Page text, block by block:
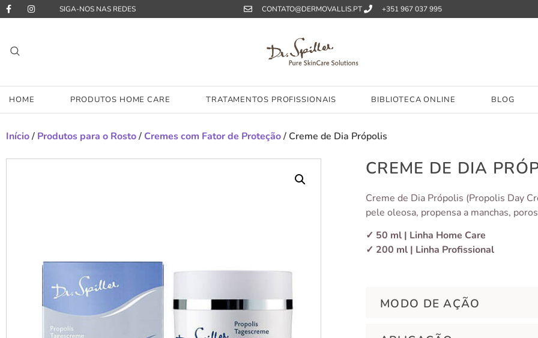
SIGA-NOS NAS REDES CONTATO@DERMOVALLIS.PT +351 967 037 995
HOME PRODUTOS HOME CARE TRATAMENTOS PROFISSIONAIS BIBLIOTECA ONLINE BLOG
Início/ Produtos para o Rosto/ Cremes com Fator de Proteção/ Creme de Dia Própolis
CREME DE DIA
Creme de Dia Própolis (Propolis Day
pele oleosa, propensa a manchas,
✓ 50 ml | Linha Home Care
✓ 200 ml | Linha Profissional
MODO DE AÇÃO